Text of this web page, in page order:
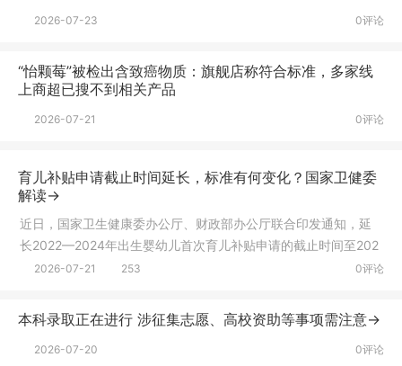
0评论
2026-07-23
“怡颗莓”被检出含致癌物质：旗舰店称符合标准，多家线
上商超已搜不到相关产品
0评论
2026-07-21
育儿补贴申请截止时间延长，标准有何变化？国家卫健委
解读→
近日，国家卫生健康委办公厅、财政部办公厅联合印发通知，延
长2022—2024年出生婴幼儿首次育儿补贴申请的截止时间至202
6年12月31
0评论
2026-07-21 253
本科录取正在进行 涉征集志愿、高校资助等事项需注意→
0评论
2026-07-20